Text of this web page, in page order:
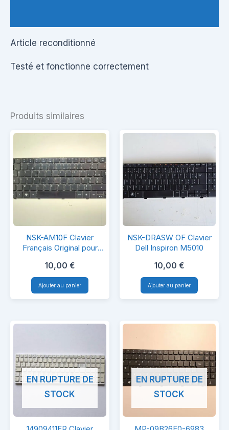
Article reconditionné
Testé et fonctionne correctement
Produits similaires
NSK-
AM10F
Clavier
Français
Original
Acer
NSK-AM10F Clavier
Français Original pour
10,00 €
Ajouter au panier
NSK-
DRASW
OF
Clavier
Dell
M5010
NSK-DRASW OF Clavier
Dell Inspiron M5010
10,00 €
Ajouter au panier
14909411FR
EN RUPTURE DE
STOCK
MP-
EN RUPTURE DE
STOCK